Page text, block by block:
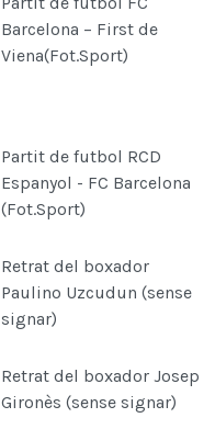
Barcelona – First de
Viena(Fot.Sport)
Partit de futbol RCD
Espanyol - FC Barcelona
(Fot.Sport)
Retrat del boxador
Paulino Uzcudun (sense
signar)
Retrat del boxador Josep
Gironès (sense signar)